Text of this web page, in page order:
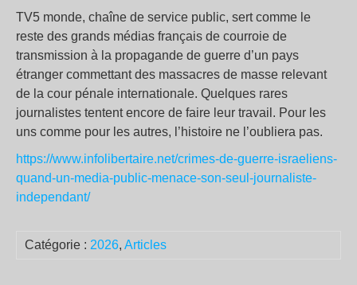
TV5 monde, chaîne de service public, sert comme le
reste des grands médias français de courroie de
transmission à la propagande de guerre d’un pays
étranger commettant des massacres de masse relevant
de la cour pénale internationale. Quelques rares
journalistes tentent encore de faire leur travail. Pour les
uns comme pour les autres, l’histoire ne l’oubliera pas.
https://www.infolibertaire.net/crimes-de-guerre-israeliens-
quand-un-media-public-menace-son-seul-journaliste-
independant/
Catégorie : 2026, Articles